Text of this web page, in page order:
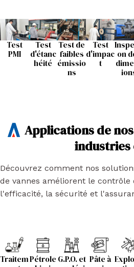
Test
PMI
Test
d'étanc
héité
Test de
faibles
émissio
ns
Test
d'impac
t
on
Applications de
industries
Découvrez comment nos
de vannes améliorent le
l'efficacité, la sécurité et
TraitemPétrole G.P.O. et Pâte à